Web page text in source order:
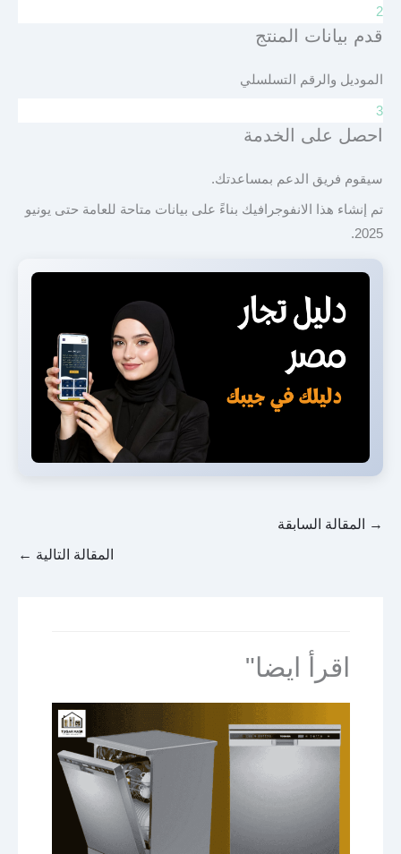
2
قدم بيانات المنتج
الموديل والرقم التسلسلي
3
احصل على الخدمة
سيقوم فريق الدعم بمساعدتك.
تم إنشاء هذا الانفوجرافيك بناءً على بيانات متاحة للعامة حتى يونيو
2025.
→
المقالة السابقة
المقالة التالية ←
اقرأ ايضا"